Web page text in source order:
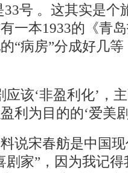
33号 。这其实是个
一本1933的《青
“病房”分成好几
‘非盈利化’，主
利为目的的‘爱美
宋春舫是中国现
剧家”，因为我记